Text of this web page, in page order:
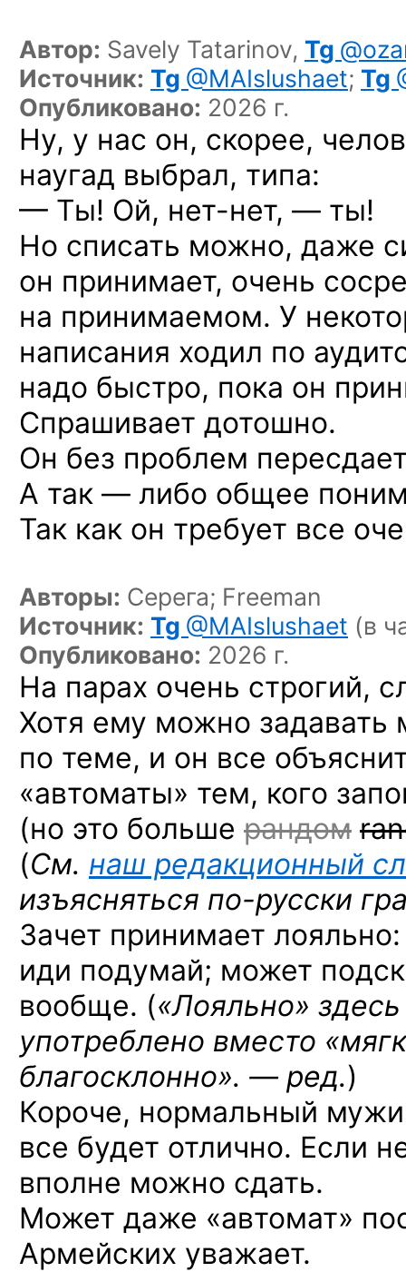
Автор: Savely Tatarinov, Tg
Источник: Tg @MAIslushaet; Tg
Опубликовано: 2026 г.
Ну, у нас он, скорее,
наугад выбрал, типа:
— Ты! Ой, нет-нет, — ты!
Но списать можно, даже
он принимает, очень
на принимаемом. У
написания ходил по
надо быстро, пока он
Спрашивает дотошно.
Он без проблем
А так — либо общее
Так как он требует все
Авторы: Серега; Freeman
Источник: Tg @MAIslushaet (в
Опубликовано: 2026 г.
На парах очень строгий,
Хотя ему можно задавать
по теме, и он все
«автоматы» тем, кого
(но это больше рандом
(См. наш редакционный
изъясняться по-русски
Зачет принимает
иди подумай; может
вообще. («Лояльно»
употреблено вместо
благосклонно». — ред.)
Короче, нормальный
все будет отлично. Если
вполне можно сдать.
Может даже «автомат»
Армейских уважает.